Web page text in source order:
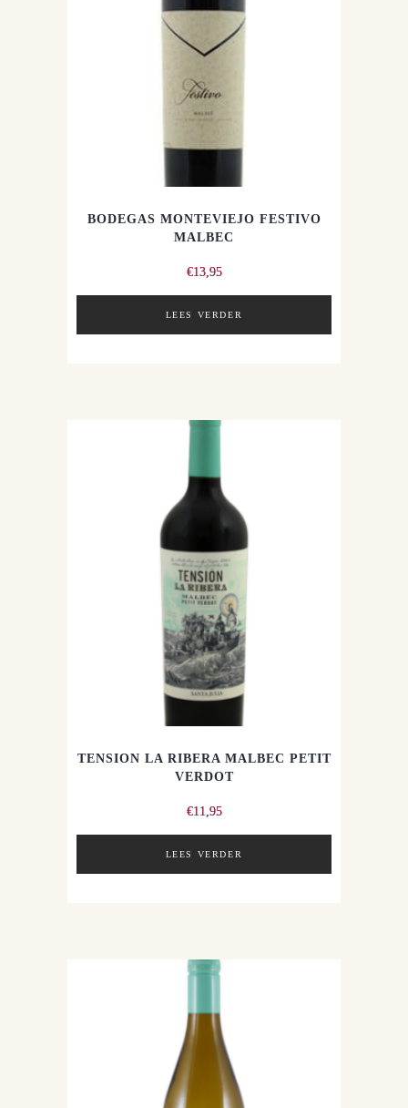
BODEGAS MONTEVIEJO FESTIVO
MALBEC
€13,95
LEES VERDER
TENSION LA RIBERA MALBEC PETIT
VERDOT
€11,95
LEES VERDER